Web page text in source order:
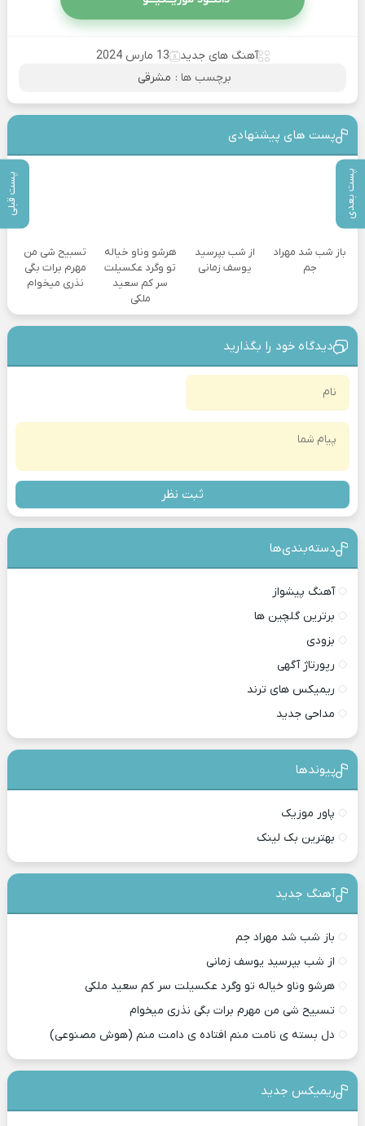
پست بعدی پست قبلی
آهنگ های جدید
13 مارس 2024
برچسب ها : مشرقی
پست های پیشنهادی
باز شب شد مهراد
جم
از شب بپرسید
یوسف زمانی
هرشو وناو خیاله
تو وگرد عکسیلت
سر کم سعید
ملکی
تسبیح شی من
مهرم برات بگی
نذری میخوام
دیدگاه خود را بگذارید
ثبت نظر
دسته‌بندی‎‌‌ها
آهنگ پیشواز
برترین گلچین ها
بزودی
رپورتاژ آگهی
ریمیکس های ترند
مداحی جدید
پیوندها
پاور موزیک
بهترین بک لینک
آهنگ جدید
باز شب شد مهراد جم
از شب بپرسید یوسف زمانی
هرشو وناو خیاله تو وگرد عکسیلت سر کم سعید ملکی
تسبیح شی من مهرم برات بگی نذری میخوام
دل بسته ی نامت منم افتاده ی دامت منم (هوش مصنوعی)
ریمیکس جدید